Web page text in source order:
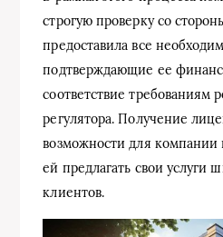
строгую проверку со
предоставила все
подтверждающие ее
соответствие требованиям
регулятора. Получение
возможности для компании
ей предлагать свои услуги
клиентов.